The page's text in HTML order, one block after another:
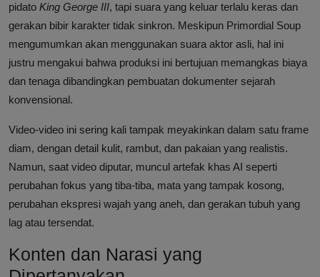
pidato King George III, tapi suara yang keluar terlalu keras dan
gerakan bibir karakter tidak sinkron. Meskipun Primordial Soup
mengumumkan akan menggunakan suara aktor asli, hal ini
justru mengakui bahwa produksi ini bertujuan memangkas biaya
dan tenaga dibandingkan pembuatan dokumenter sejarah
konvensional.
Video-video ini sering kali tampak meyakinkan dalam satu frame
diam, dengan detail kulit, rambut, dan pakaian yang realistis.
Namun, saat video diputar, muncul artefak khas AI seperti
perubahan fokus yang tiba-tiba, mata yang tampak kosong,
perubahan ekspresi wajah yang aneh, dan gerakan tubuh yang
lag atau tersendat.
Konten dan Narasi yang